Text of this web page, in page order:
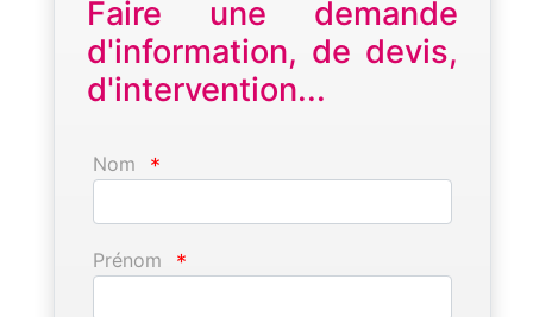
Faire une demande
d'information, de devis,
d'intervention...
Nom *
Prénom *